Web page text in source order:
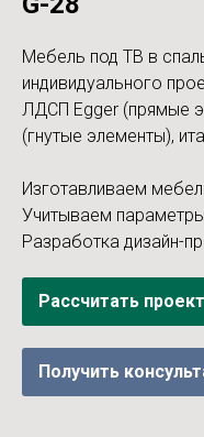
Мебель под ТВ в
индивидуального
ЛДСП Egger (прямые
(гнутые элементы),
Изготавливаем
Учитываем
Разработка дизайн-
Рассчитать проект
Получить